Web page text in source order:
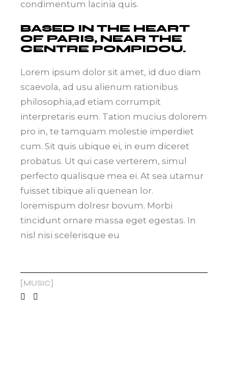
condimentum lacinia quis.
BASED IN THE HEART
OF PARIS, NEAR THE
CENTRE POMPIDOU.
Lorem ipsum dolor sit amet, id duo diam
scaevola, ad usu alienum rationibus
philosophia,ad etiam corrumpit
interpretaris eum. Tation mucius dolorem
pro in, te tamquam molestie imperdiet
cum. Sit quis ubique ei, in eum diceret
probatus. Ut qui case verterem, simul
perfecto qualisque mea ei. At sea utamur
fuisset tibique ali quenean lor.
loremispum dolresr bovum. Morbi
tincidunt ornare massa eget egestas. In
nisl nisi scelerisque eu
MUSIC